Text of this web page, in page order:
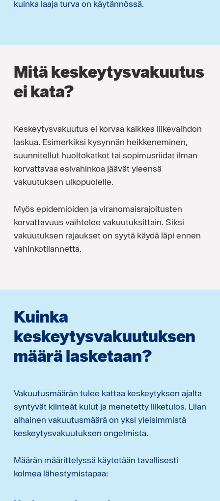
kuinka laaja turva on käytännössä.
Mitä keskeytysvakuutus
ei kata?
Keskeytysvakuutus ei korvaa kaikkea liikevaihdon
laskua. Esimerkiksi kysynnän heikkeneminen,
suunnitellut huoltokatkot tai sopimusriidat ilman
korvattavaa esivahinkoa jäävät yleensä
vakuutuksen ulkopuolelle.
Myös epidemioiden ja viranomaisrajoitusten
korvattavuus vaihtelee vakuutuksittain. Siksi
vakuutuksen rajaukset on syytä käydä läpi ennen
vahinkotilannetta.
Kuinka
keskeytysvakuutuksen
määrä lasketaan?
Vakuutusmäärän tulee kattaa keskeytyksen ajalta
syntyvät kiinteät kulut ja menetetty liiketulos. Liian
alhainen vakuutusmäärä on yksi yleisimmistä
keskeytysvakuutuksen ongelmista.
Määrän määrittelyssä käytetään tavallisesti
kolmea lähestymistapaa: